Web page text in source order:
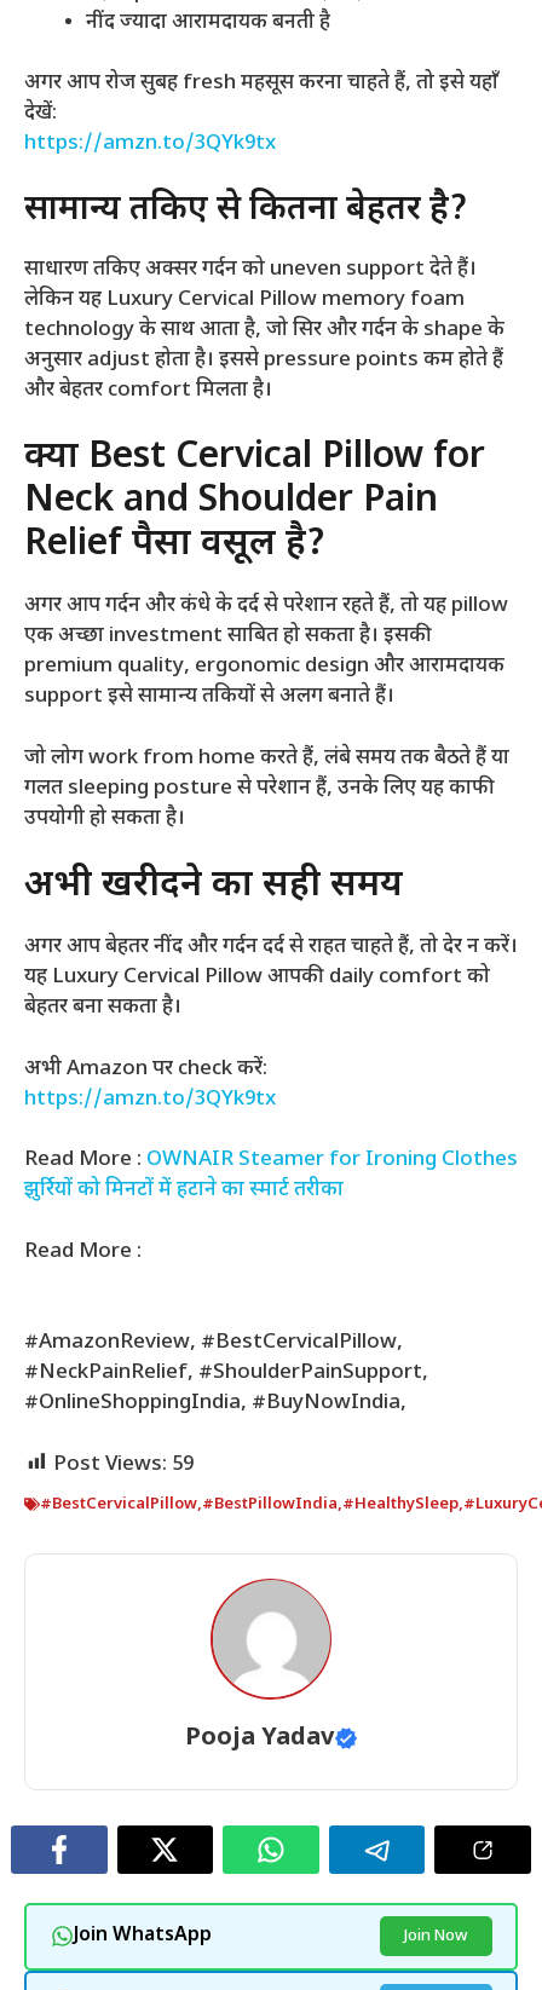
नींद ज्यादा आरामदायक बनती है
अगर आप रोज सुबह fresh महसूस करना चाहते हैं, तो इसे यहाँ
देखें:
https://amzn.to/3QYk9tx
सामान्य तकिए से कितना बेहतर है?
साधारण तकिए अक्सर गर्दन को uneven support देते हैं।
लेकिन यह Luxury Cervical Pillow memory foam
technology के साथ आता है, जो सिर और गर्दन के shape के
अनुसार adjust होता है। इससे pressure points कम होते हैं
और बेहतर comfort मिलता है।
क्या Best Cervical Pillow for
Neck and Shoulder Pain
Relief पैसा वसूल है?
अगर आप गर्दन और कंधे के दर्द से परेशान रहते हैं, तो यह pillow
एक अच्छा investment साबित हो सकता है। इसकी
premium quality, ergonomic design और आरामदायक
support इसे सामान्य तकियों से अलग बनाते हैं।
जो लोग work from home करते हैं, लंबे समय तक बैठते हैं या
गलत sleeping posture से परेशान हैं, उनके लिए यह काफी
उपयोगी हो सकता है।
अभी खरीदने का सही समय
अगर आप बेहतर नींद और गर्दन दर्द से राहत चाहते हैं, तो देर न करें।
यह Luxury Cervical Pillow आपकी daily comfort को
बेहतर बना सकता है।
अभी Amazon पर check करें:
https://amzn.to/3QYk9tx
Read More : OWNAIR Steamer for Ironing Clothes
झुर्रियों को मिनटों में हटाने का स्मार्ट तरीका
Read More :
#AmazonReview, #BestCervicalPillow,
#NeckPainRelief, #ShoulderPainSupport,
#OnlineShoppingIndia, #BuyNowIndia,
Post Views: 59
#BestCervicalPillow,#BestPillowIndia,#HealthySleep,
Pooja Yadav
Join WhatsApp Join Now